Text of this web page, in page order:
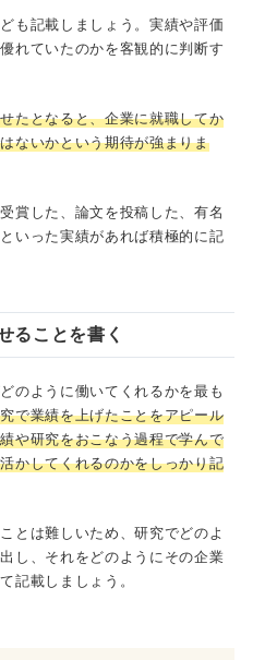
も記載しましょう。実績や評価
れていたのかを客観的に判断す
たとなると、企業に就職してか
ないかという期待が強まりま
賞した、論文を投稿した、有名
いった実績があれば積極的に記
ることを書く
のように働いてくれるかを最も
で業績を上げたことをアピール
や研究をおこなう過程で学んで
かしてくれるのかをしっかり記
とは難しいため、研究でどのよ
し、それをどのようにその企業
記載しましょう。